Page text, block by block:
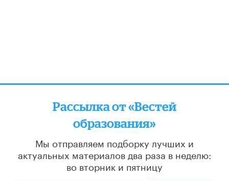
Рассылка от «Вестей
образования»
Мы отправляем подборку лучших и
актуальных материалов два раза в неделю:
во вторник и пятницу